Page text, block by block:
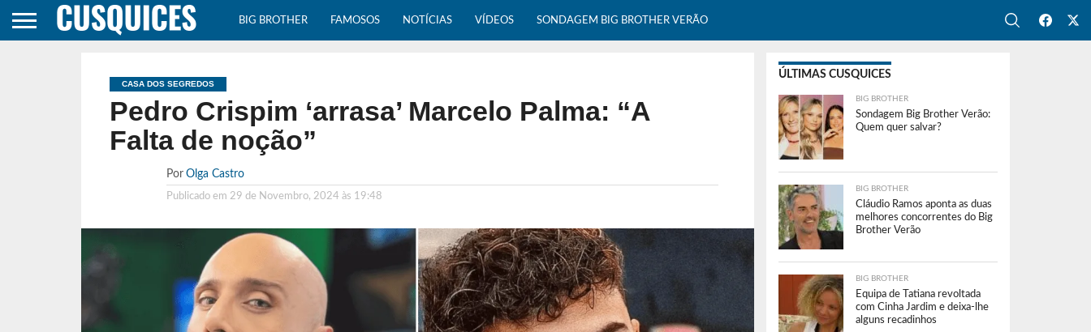
BIG BROTHER FAMOSOS NOTÍCIAS VÍDEOS SONDAGEM BIG BROTHER VERÃO
CASA DOS SEGREDOS
Pedro Crispim ‘arrasa’ Marcelo Palma: “A
Falta de noção”
Por Olga Castro
Publicado em 29 de Novembro, 2024 às 19:48
ÚLTIMAS CUSQUICES
BIG BROTHER
Sondagem Big Brother Verão:
Quem quer salvar?
BIG BROTHER
Cláudio Ramos aponta as duas
melhores concorrentes do Big
Brother Verão
BIG BROTHER
Equipa de Tatiana revoltada
com Cinha Jardim e deixa-lhe
alguns recadinhos